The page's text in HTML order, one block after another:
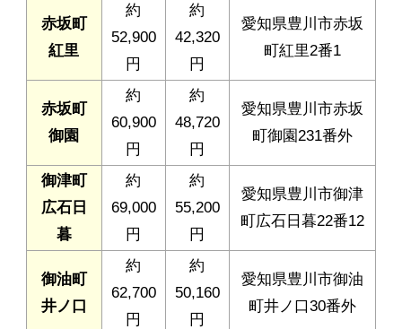
赤坂町
紅里
約
52,900
円
約
42,320
円
愛知県豊川市赤坂
町紅里2番1
赤坂町
御園
約
60,900
円
約
48,720
円
愛知県豊川市赤坂
町御園231番外
御津町
広石日
暮
約
69,000
円
約
55,200
円
愛知県豊川市御津
町広石日暮22番12
御油町
井ノ口
約
62,700
円
約
50,160
円
愛知県豊川市御油
町井ノ口30番外